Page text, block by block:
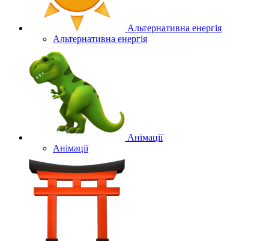
Альтернативна енергія
Альтернативна енергія
Анімації
Анімації